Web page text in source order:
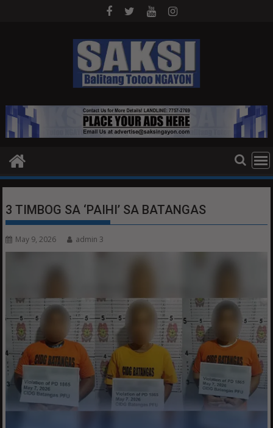
3 TIMBOG SA ‘PAIHI’ SA BATANGAS
May 9, 2026 admin 3